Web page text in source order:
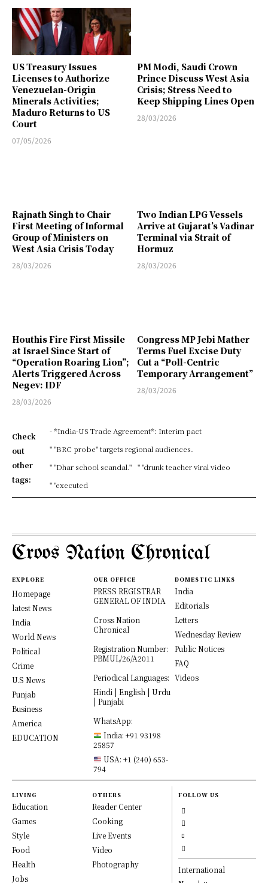
US Treasury Issues
Licenses to Authorize
Venezuelan-Origin
Minerals Activities;
Maduro Returns to US
Court
07/05/2026
PM Modi, Saudi Crown
Prince Discuss West Asia
Crisis; Stress Need to
Keep Shipping Lines Open
28/03/2026
Rajnath Singh to Chair
First Meeting of Informal
Group of Ministers on
West Asia Crisis Today
28/03/2026
Two Indian LPG Vessels
Arrive at Gujarat’s Vadinar
Terminal via Strait of
Hormuz
28/03/2026
Houthis Fire First Missile
at Israel Since Start of
“Operation Roaring Lion”;
Alerts Triggered Across
Negev: IDF
28/03/2026
Congress MP Jebi Mather
Terms Fuel Excise Duty
Cut a “Poll-Centric
Temporary Arrangement”
28/03/2026
Check
out
other
tags:
- *India-US Trade Agreement*: Interim pact
" "BRC probe" targets regional audiences.
" "Dhar school scandal." " "drunk teacher viral video
" "executed
Croos Nation Chronical
EXPLORE
Homepage
latest News
India
World News
Political
Crime
U.S News
Punjab
Business
America
EDUCATION
OUR OFFICE
PRESS REGISTRAR
GENERAL OF INDIA
Cross Nation
Chronical
Registration Number:
PBMUL/26/A2011
Periodical Languages:
Hindi | English | Urdu
| Punjabi
WhatsApp:
India: +91 93198
25857
USA: +1 (240) 653-
794
DOMESTIC LINKS
India
Editorials
Letters
Wednesday Review
Public Notices
FAQ
Videos
LIVING
Education
Games
Style
Food
Health
Jobs
OTHERS
Reader Center
Cooking
Live Events
Video
Photography
FOLLOW US
International